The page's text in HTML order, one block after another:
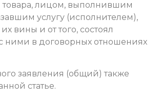
товара, лицом, выполнившим
услугу (исполнителем),
вины и от того, состоял
ними в договорных отношениях
заявления (общий) также
статье.